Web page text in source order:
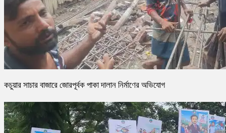
কচুয়ার সাচার বাজারে জোরপূর্বক পাকা দালান নির্মাণের অভিযোগ